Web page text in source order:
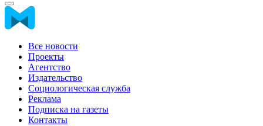
Все новости
Проекты
Агентство
Издательство
Социологическая служба
Реклама
Подписка на газеты
Контакты